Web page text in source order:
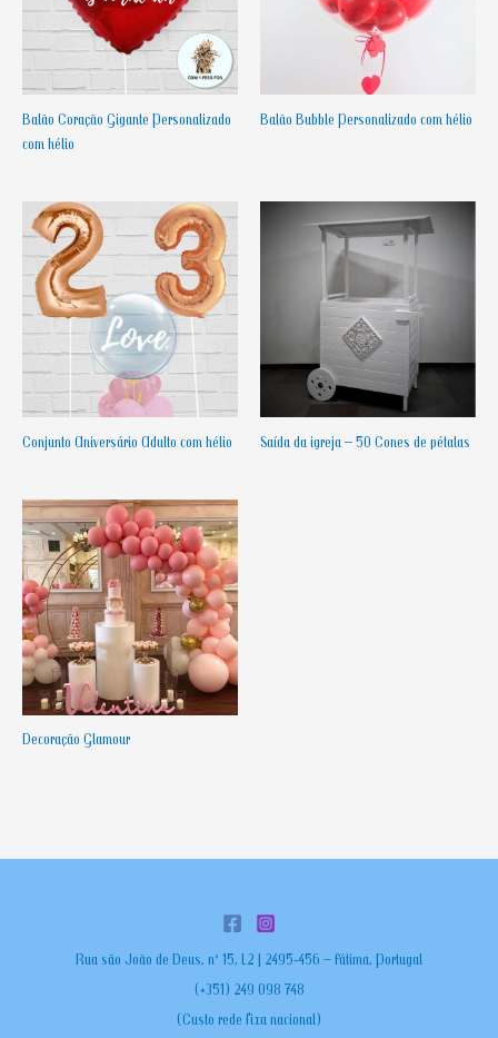
Balão Coração Gigante Personalizado
com hélio
Balão Bubble Personalizado com hélio
Conjunto Aniversário Adulto com hélio Saída da igreja – 50 Cones de pétalas
Decoração Glamour
Rua são João de Deus, nº 15, L2 | 2495-456 – Fátima, Portugal
(+351) 249 098 748
(Custo rede fixa nacional)